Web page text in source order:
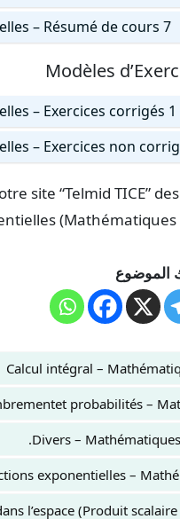
– Résumé de cours 7
Modèles
– Exercices corrigés 1
– Exercices non
site “Telmid TICE”
(Mathématiques
الموضوع
Calcul intégral –
probabilités –
Divers – Mathématiques
exponentielles –
l’espace (Produit